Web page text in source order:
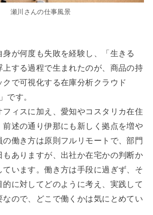
瀬川さんの仕事風景
身が何度も失敗を経験し、「生きる
上する過程で生まれたのが、商品の持
で可視化する在庫分析クラウド
です。
フィスに加え、愛知やコスタリカ在住
前述の通り伊那にも新しく拠点を増や
の働き方は原則フルリモートで、部門
もありますが、出社か在宅かの判断か
ています。働き方は手段に過ぎず、そ
的に対してどのように考え、実践して
なので、どこで働くかは気にとめてい